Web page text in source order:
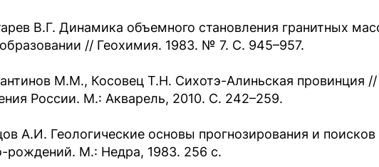
В.Г. Динамика объемного становления гранитных
// Геохимия. 1983. № 7. С. 945–957.
М.М., Косовец Т.Н. Сихотэ-Алиньская провинция
России. М.: Акварель, 2010. С. 242–259.
А.И. Геологические основы прогнозирования и
рождений. М.: Недра, 1983. 256 с.